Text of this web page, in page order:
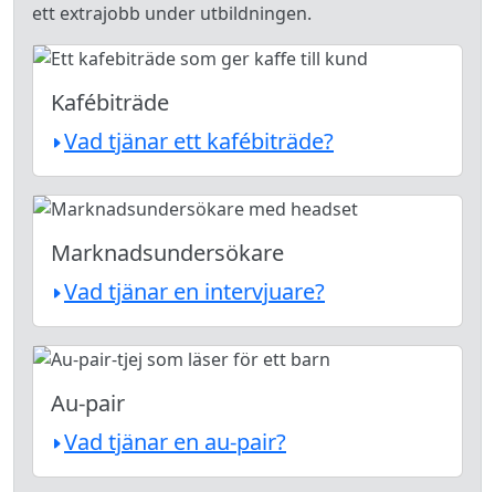
ett extrajobb under utbildningen.
Kafébiträde
Vad tjänar ett kafébiträde?
Marknadsundersökare
Vad tjänar en intervjuare?
Au-pair
Vad tjänar en au-pair?